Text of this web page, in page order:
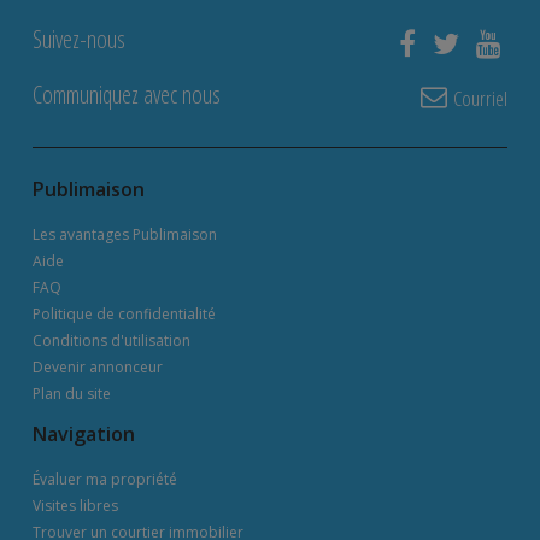
Suivez-nous
Communiquez avec nous
Courriel
Publimaison
Les avantages Publimaison
Aide
FAQ
Politique de confidentialité
Conditions d'utilisation
Devenir annonceur
Plan du site
Navigation
Évaluer ma propriété
Visites libres
Trouver un courtier immobilier